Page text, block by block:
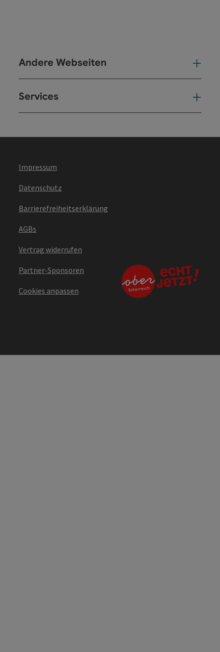
Andere Webseiten
Services
Impressum
Datenschutz
Barrierefreiheitserklärung
AGBs
Vertrag widerrufen
Partner-Sponsoren
Cookies anpassen